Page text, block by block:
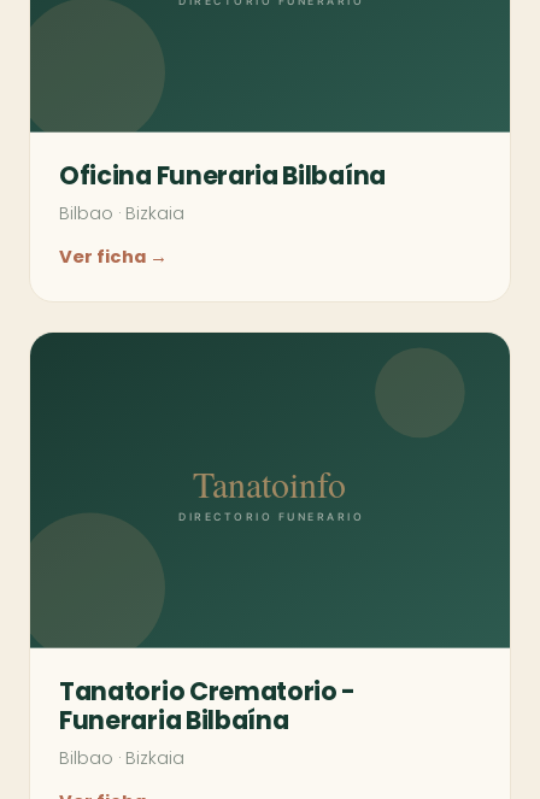
Oficina Funeraria Bilbaína
Bilbao · Bizkaia
Ver ficha →
Tanatorio Crematorio -
Funeraria Bilbaína
Bilbao · Bizkaia